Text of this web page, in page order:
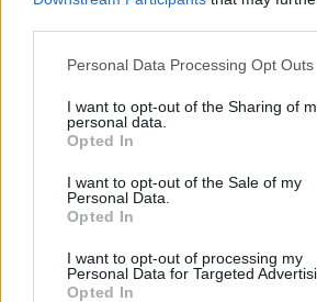
Please note that this website/app uses
not limited to your visit or usage
grant or deny consent to Google and its
use your data for below specified
consent section.
Personal Data Processing Opt Outs
I want to opt-out of the Sharing of
personal data.
Opted In
I want to opt-out of the Sale of my
Personal Data.
Opted In
I want to opt-out of processing my
Personal Data for Targeted
Opted In
találattal vezeti a góllövőlistát.
több alkalommal is győzelmet
Örömhír, folytatás
December elején újabb örömteli
klubhonlapon megjelent
szerint: „Régóta húzódó, és